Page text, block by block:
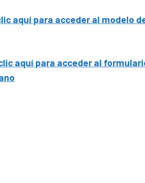
aquí para acceder al modelo
aquí para acceder al